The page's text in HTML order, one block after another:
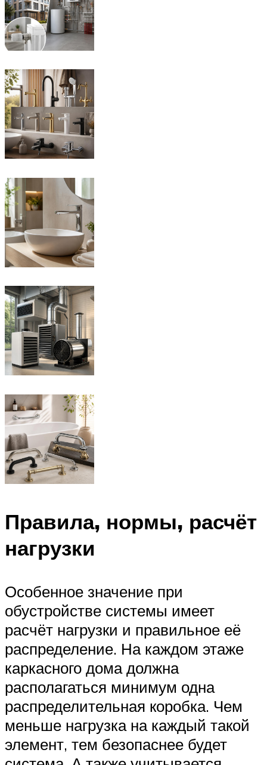
Правила, нормы, расчёт
нагрузки
Особенное значение при
обустройстве системы имеет
расчёт нагрузки и правильное её
распределение. На каждом этаже
каркасного дома должна
располагаться минимум одна
распределительная коробка. Чем
меньше нагрузка на каждый такой
элемент, тем безопаснее будет